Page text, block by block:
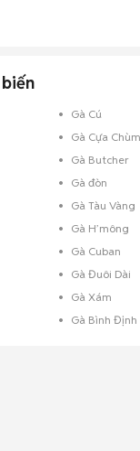
không bỏ lỡ cơ hội sở hữu
Gà Cú
Gà Cựa Chùm
Gà Butcher
Gà đòn
Gà Tàu Vàng
Gà H’mông
Gà Cuban
Gà Đuôi Dài
Gà Xám
Gà Bình Định